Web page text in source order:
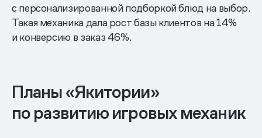
с персонализированной подборкой блюд на выбор.
Такая механика дала рост базы клиентов на 14%
и конверсию в заказ 46%.
Планы «Якитории»
по развитию игровых механик